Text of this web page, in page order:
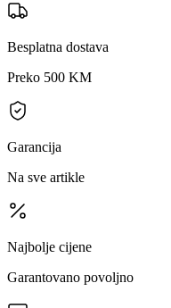
Besplatna dostava
Preko 500 KM
Garancija
Na sve artikle
Najbolje cijene
Garantovano povoljno